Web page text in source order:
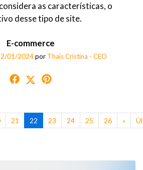
as características, o
desse tipo de site.
E-commerce
01/2024por Thaís Cristina - CEO
21 22 23 24 25 26 »